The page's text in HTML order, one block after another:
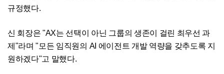
규정했다.
신 회장은 "AX는 선택이 아닌 그룹의 생존이 걸린 최우선 과
제"라며 "모든 임직원의 AI 에이전트 개발 역량을 갖추도록 지
원하겠다"고 말했다.